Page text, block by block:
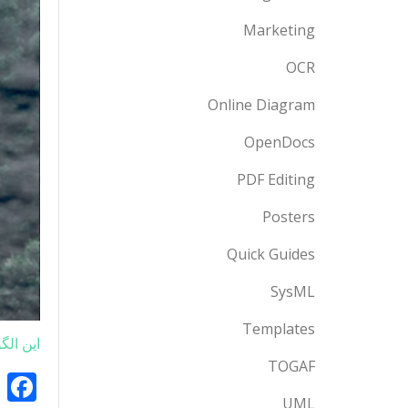
این
Marketing
OCR
Online Diagram
OpenDocs
PDF Editing
Posters
Quick Guides
SysML
Templates
TOGAF
UML